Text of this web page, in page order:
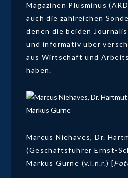
Magazinen Plusminus
auch die zahlreichen
denen die beiden
und informativ über
aus Wirtschaft und
haben.
Marcus Niehaves, Dr.
(Geschäftsführer Ernst-
Markus Gürne (v.l.n.r.) [